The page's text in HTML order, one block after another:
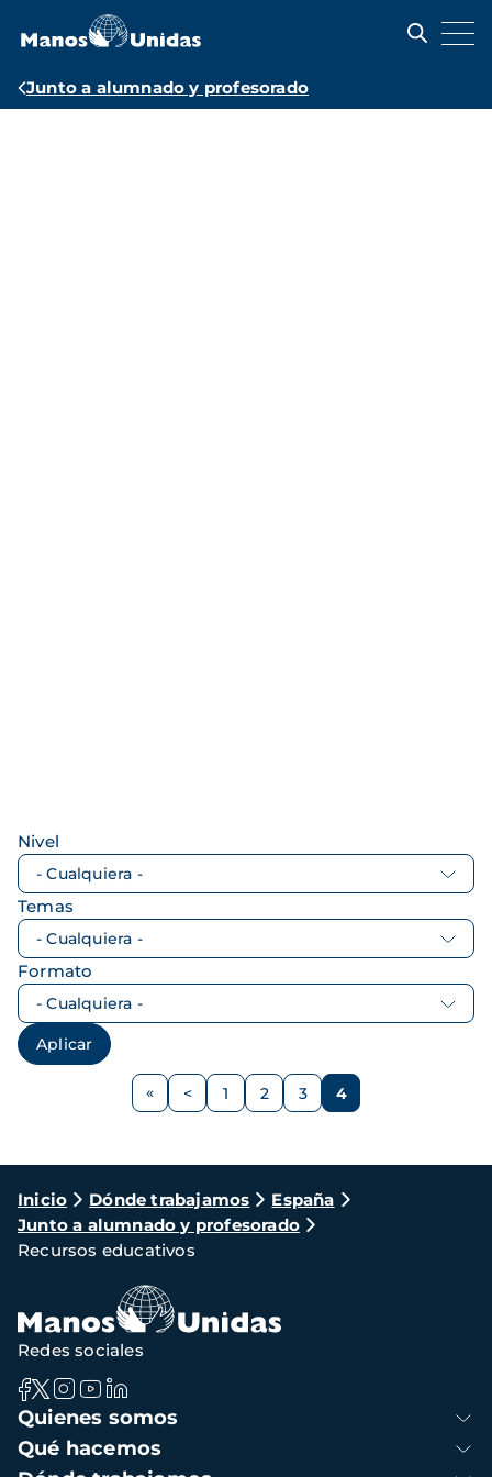
contenido
Ruta
Junto a alumnado y profesorado
Nivel
Temas
Formato
Página
< Página
1 Página
2 Página
3 Página
4
Ruta
de
navegación
Inicio Dónde trabajamos
España
Junto a alumnado y profesorado
Recursos educativos
Navegación
principal
Quienes somos
Qué hacemos
Redes sociales